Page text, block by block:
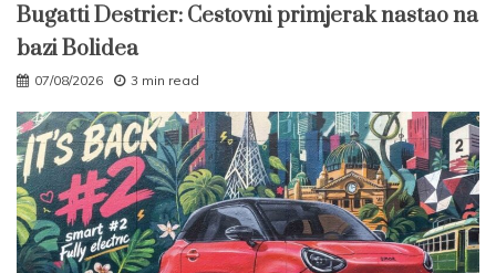
Bugatti Destrier: Cestovni primjerak nastao na
bazi Bolidea
07/08/2026 3 min read